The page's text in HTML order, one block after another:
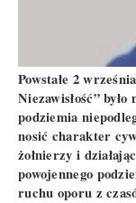
Powstałe 2
Niezawisłość”
podziemia
nosić charakter
żołnierzy i
powojennego
ruchu oporu z